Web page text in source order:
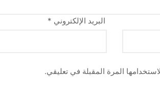
البريد الإلكتروني *
المرة المقبلة في تعليقي.